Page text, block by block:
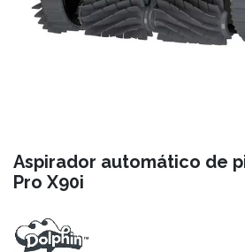
Aspirador automático de
Pro X90i